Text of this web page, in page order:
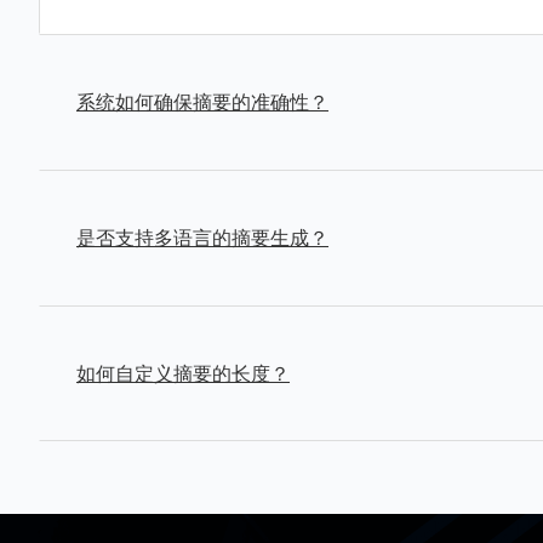
系统如何确保摘要的准确性？
是否支持多语言的摘要生成？
如何自定义摘要的长度？